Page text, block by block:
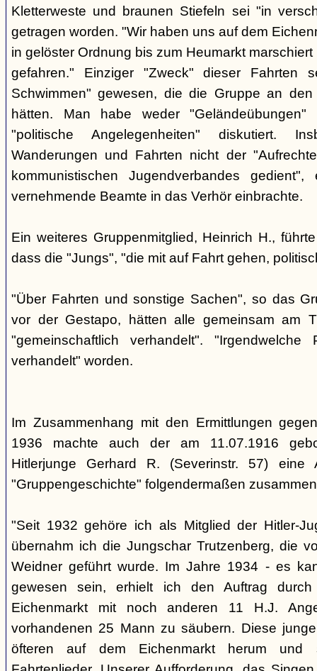
Kletterweste und braunen Stiefeln sei "in
getragen worden. "Wir haben uns auf dem
in gelöster Ordnung bis zum Heumarkt
gefahren." Einziger "Zweck" dieser Fahrten
Schwimmen" gewesen, die die Gruppe an
hätten. Man habe weder "Geländeübungen"
"politische Angelegenheiten" diskutiert.
Wanderungen und Fahrten nicht der
kommunistischen Jugendverbandes
vernehmende Beamte in das Verhör einbrachte.
Ein weiteres Gruppenmitglied, Heinrich H.,
dass die "Jungs", "die mit auf Fahrt gehen,
"Über Fahrten und sonstige Sachen", so das
vor der Gestapo, hätten alle gemeinsam am
"gemeinschaftlich verhandelt".
verhandelt" worden.
Im Zusammenhang mit den Ermittlungen
1936 machte auch der am 11.07.1916
Hitlerjunge Gerhard R. (Severinstr. 57)
"Gruppengeschichte" folgendermaßen
"Seit 1932 gehöre ich als Mitglied der Hitler-
übernahm ich die Jungschar Trutzenberg, die
Weidner geführt wurde. Im Jahre 1934 - es
gewesen sein, erhielt ich den Auftrag
Eichenmarkt mit noch anderen 11 H.J.
vorhandenen 25 Mann zu säubern. Diese
öfteren auf dem Eichenmarkt herum und